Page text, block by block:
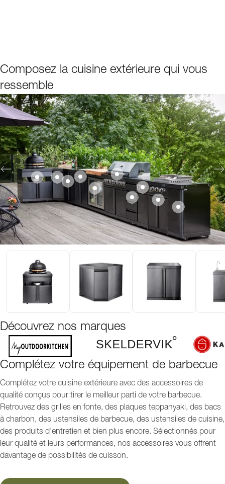
Composez la cuisine extérieure qui vous
ressemble
Découvrez nos marques
Complétez votre équipement de barbecue
Complétez votre cuisine extérieure avec des accessoires de
qualité conçus pour tirer le meilleur parti de votre barbecue.
Retrouvez des grilles en fonte, des plaques teppanyaki, des bacs
à charbon, des ustensiles de barbecue, des ustensiles de cuisine,
des produits d’entretien et bien plus encore. Sélectionnés pour
leur qualité et leurs performances, nos accessoires vous offrent
davantage de possibilités de cuisson.